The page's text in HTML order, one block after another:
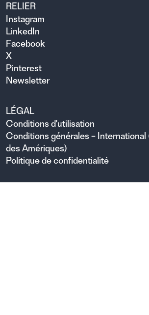
RELIER
Instagram
LinkedIn
Facebook
X
Pinterest
Newsletter
LÉGAL
Conditions d'utilisation
Conditions générales – International
des Amériques)
Politique de confidentialité